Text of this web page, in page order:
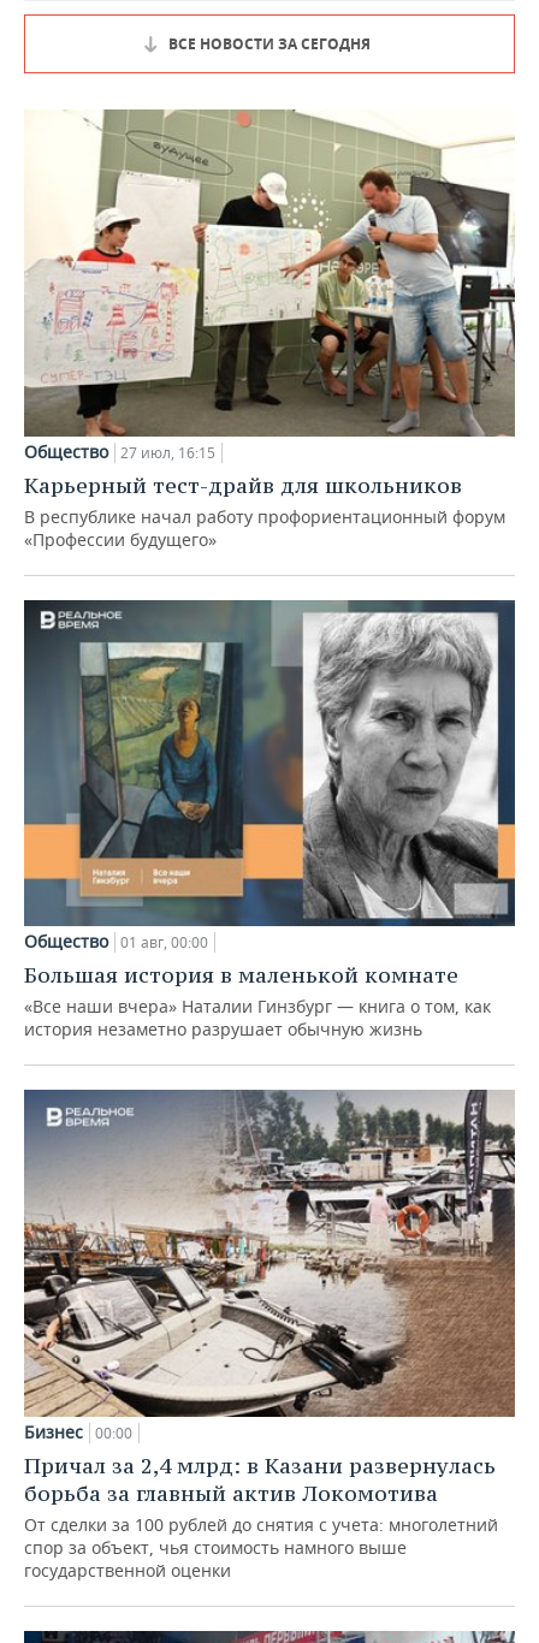
ВСЕ НОВОСТИ ЗА СЕГОДНЯ
Общество 27 июл, 16:15
Карьерный тест-драйв для школьников
В республике начал работу профориентационный форум
«Профессии будущего»
Общество 01 авг, 00:00
Большая история в маленькой комнате
«Все наши вчера» Наталии Гинзбург — книга о том, как
история незаметно разрушает обычную жизнь
Бизнес 00:00
Причал за 2,4 млрд: в Казани развернулась
борьба за главный актив Локомотива
От сделки за 100 рублей до снятия с учета: многолетний
спор за объект, чья стоимость намного выше
государственной оценки